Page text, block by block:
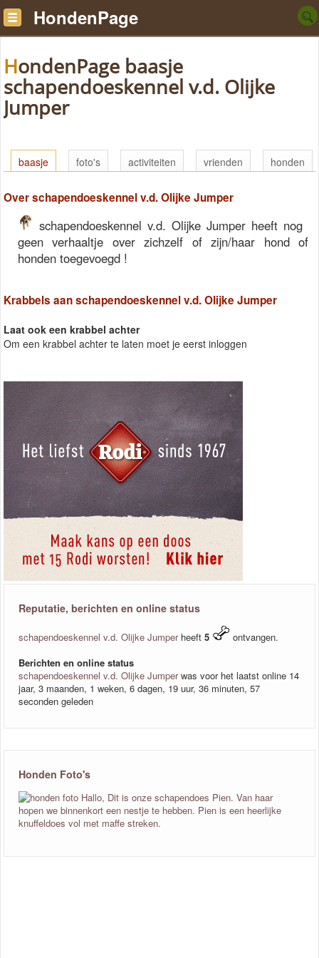
HondenPage
HondenPage baasje
schapendoeskennel v.d. Olijke
Jumper
baasje foto's activiteiten vrienden honden
Over schapendoeskennel v.d. Olijke Jumper
schapendoeskennel v.d. Olijke Jumper heeft nog
geen verhaaltje over zichzelf of zijn/haar hond of
honden toegevoegd !
Krabbels aan schapendoeskennel v.d. Olijke Jumper
Laat ook een krabbel achter
Om een krabbel achter te laten moet je eerst inloggen
Reputatie, berichten en online status
schapendoeskennel v.d. Olijke Jumperheeft 5
ontvangen.
Berichten en online status
schapendoeskennel v.d. Olijke Jumperwas voor het laatst online 14
jaar, 3 maanden, 1 weken, 6 dagen, 19 uur, 36 minuten, 57
seconden geleden
Honden Foto's